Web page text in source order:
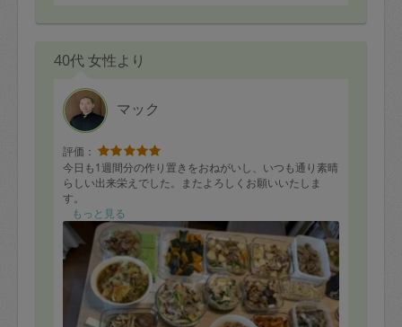
40代 女性より
マック
評価：
今日も1週間分の作り置きをおねがいし、いつも通り素晴
らしい出来栄えでした。またよろしくお願いいたしま
す。
もっと見る